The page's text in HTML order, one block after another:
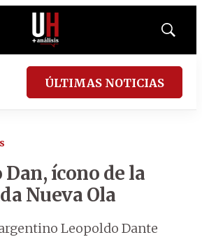
Mostrar
ÚLTIMAS NOTICIAS
ícono de la
Nueva Ola
Leopoldo Dante